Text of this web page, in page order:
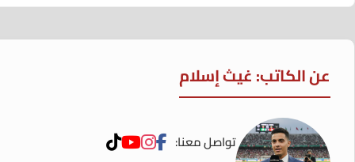
عن الكاتب: غيث إسلام
تواصل معنا: